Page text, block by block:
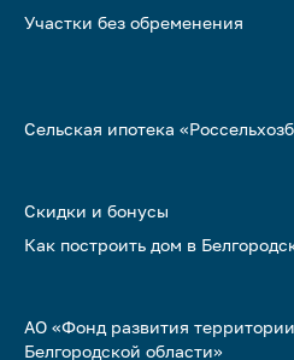
Участки без обременения
Сельская ипотека
Скидки и бонусы
Как построить дом в
АО «Фонд развития территории
Белгородской области»